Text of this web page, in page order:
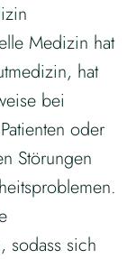
Medizin hat
hat
bei
oder
Störungen
sodass sich